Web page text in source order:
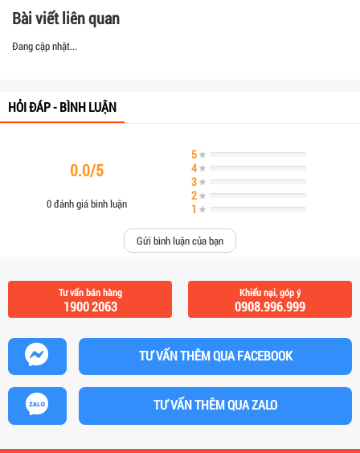
Bài viết liên quan
Đang cập nhật...
HỎI ĐÁP - BÌNH LUẬN
0.0/5
0 đánh giá bình luận
5
4
3
2
1
Gửi bình luận của bạn
Tư vấn bán hàng
1900 2063
Khiếu nại, góp ý
0908.996.999
TƯ VẤN THÊM QUA FACEBOOK
TƯ VẤN THÊM QUA ZALO